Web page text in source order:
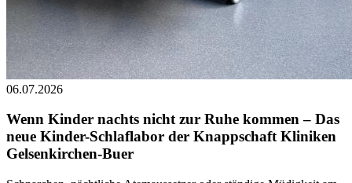
06.07.2026
Wenn Kinder nachts nicht zur Ruhe kommen – Das
neue Kinder-Schlaflabor der Knappschaft Kliniken
Gelsenkirchen-Buer